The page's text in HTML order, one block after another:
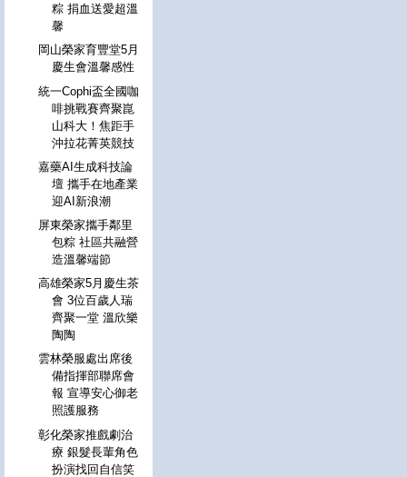
粽 捐血送愛超溫
馨
岡山榮家育豐堂5月
慶生會溫馨感性
統一Cophi盃全國咖
啡挑戰賽齊聚崑
山科大！焦距手
沖拉花菁英競技
嘉藥AI生成科技論
壇 攜手在地產業
迎AI新浪潮
屏東榮家攜手鄰里
包粽 社區共融營
造溫馨端節
高雄榮家5月慶生茶
會 3位百歲人瑞
齊聚一堂 溫欣樂
陶陶
雲林榮服處出席後
備指揮部聯席會
報 宣導安心御老
照護服務
彰化榮家推戲劇治
療 銀髮長輩角色
扮演找回自信笑